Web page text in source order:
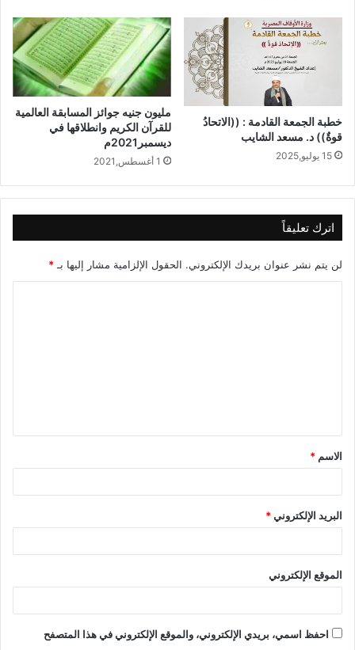
الأزهر الشريف.
نسخ الرابط
خطبة الجمعة القادمة : ((الاتحادُ
قوةٌ)) د. مسعد الشايب
15 يوليو,2025
مليون جنيه جوائز المسابقة العالمية
للقرآن الكريم وانطلاقها في
ديسمبر2021م
1 أغسطس,2021
اترك تعليقاً
لن يتم نشر عنوان بريدك الإلكتروني. الحقول الإلزامية مشار إليها بـ *
ق
*
الاسم *
البريد الإلكتروني*
الموقع الإلكتروني
احفظ اسمي، بريدي الإلكتروني، والموقع الإلكتروني في هذا المتصفح